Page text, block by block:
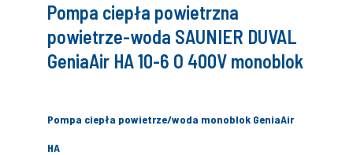
Pompa ciepła powietrzna
powietrze-woda SAUNIER DUVAL
GeniaAir HA 10-6 O 400V monoblok
Pompa ciepła powietrze/woda monoblok GeniaAir
HA